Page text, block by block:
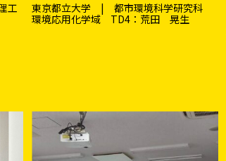
工
東京都立大学 | 都市環境科学研究科
環境応用化学域 TD4：荒田 晃生